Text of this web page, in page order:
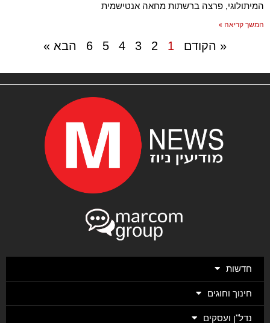
המיתולוגי, פרצה ברשתות מחאה אנטישמית
המשך קריאה »
« הקודם 1
2
3
4
5
6 הבא »
חדשות
חינוך וחוגים
נדל"ן ועסקים